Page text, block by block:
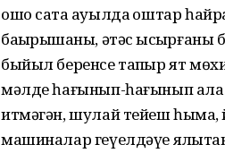
ошо саҡта ауылда ҡоштар
баҡырышҡаны, әтәс
быйыл беренсе тапҡыр ят
мәлде һағынып-һағынып ала.
итмәгән, шулай тейеш һымаҡ,
машиналар геүелдәүе